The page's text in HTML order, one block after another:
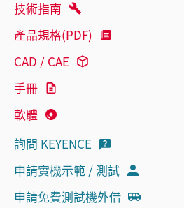
技術指南
產品規格(PDF)
CAD / CAE
手冊
軟體
詢問 KEYENCE
申請實機示範 / 測試
申請免費測試機外借